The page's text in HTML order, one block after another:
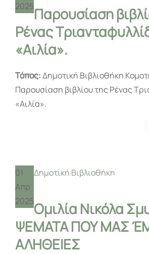
2025Παρουσίαση
Ρένας
«Αιλία».
Τόπος:Δημοτική Βιβλιοθήκη
Παρουσίαση βιβλίου της Ρένας
«Αιλία».
01
Απρ
2025
Δημοτική Βιβλιοθήκη
Ομιλία Νικόλα
ΨΕΜΑΤΑ ΠΟΥ ΜΑΣ
ΑΛΗΘΕΙΕΣ